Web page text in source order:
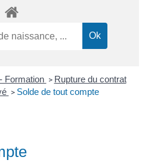
Formation > Rupture du contrat
> Solde de tout compte